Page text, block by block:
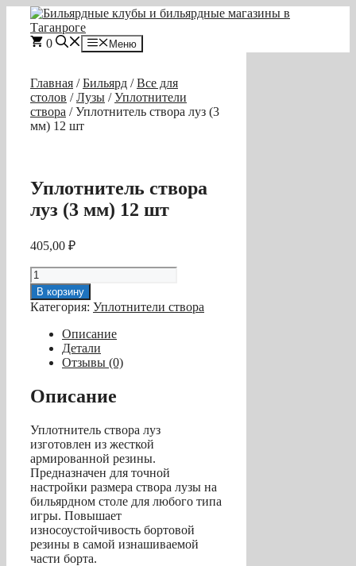
Перейти
содержимому
0 Меню
Главная /Бильярд /Все для
столов /Лузы /Уплотнители
створа / Уплотнитель створа луз (3
мм) 12 шт
Уплотнитель створа
луз (3 мм) 12 шт
405,00 ₽
Количество
товара
Уплотнитель
створа
шт
В корзину
Категория: Уплотнители створа
Описание
Детали
Отзывы (0)
Описание
Уплотнитель створа луз
изготовлен из жесткой
армированной резины.
Предназначен для точной
настройки размера створа лузы на
бильярдном столе для любого типа
игры. Повышает
износоустойчивость бортовой
резины в самой изнашиваемой
части борта.